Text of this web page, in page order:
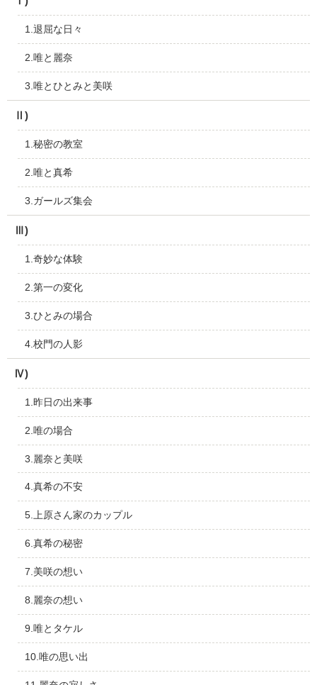
1.退屈な日々
2.唯と麗奈
3.唯とひとみと美咲
Ⅱ)
1.秘密の教室
2.唯と真希
3.ガールズ集会
Ⅲ)
1.奇妙な体験
2.第一の変化
3.ひとみの場合
4.校門の人影
Ⅳ)
1.昨日の出来事
2.唯の場合
3.麗奈と美咲
4.真希の不安
5.上原さん家のカップル
6.真希の秘密
7.美咲の想い
8.麗奈の想い
9.唯とタケル
10.唯の思い出